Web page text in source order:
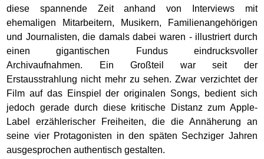
diese spannende Zeit anhand von Interviews mit
ehemaligen Mitarbeitern, Musikern, Familienangehörigen
und Journalisten, die damals dabei waren - illustriert durch
einen gigantischen Fundus eindrucksvoller
Archivaufnahmen. Ein Großteil war seit der
Erstausstrahlung nicht mehr zu sehen. Zwar verzichtet der
Film auf das Einspiel der originalen Songs, bedient sich
jedoch gerade durch diese kritische Distanz zum Apple-
Label erzählerischer Freiheiten, die die Annäherung an
seine vier Protagonisten in den späten Sechziger Jahren
ausgesprochen authentisch gestalten.